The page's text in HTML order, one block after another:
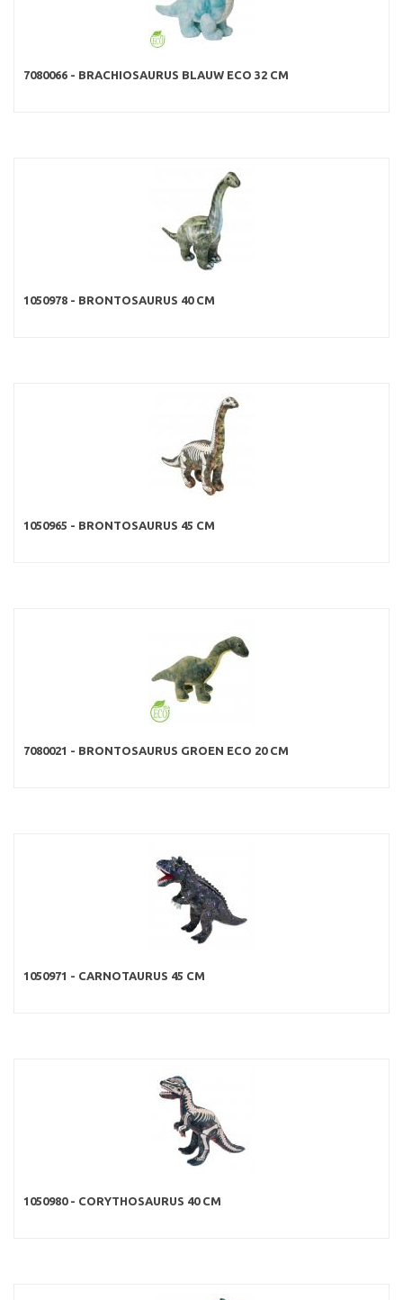
7080066 - BRACHIOSAURUS BLAUW ECO 32 CM
1050978 - BRONTOSAURUS 40 CM
1050965 - BRONTOSAURUS 45 CM
7080021 - BRONTOSAURUS GROEN ECO 20 CM
1050971 - CARNOTAURUS 45 CM
1050980 - CORYTHOSAURUS 40 CM